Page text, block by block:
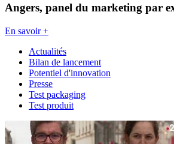
Angers, panel du marketing par
En savoir +
Actualités
Bilan de lancement
Potentiel d'innovation
Presse
Test packaging
Test produit